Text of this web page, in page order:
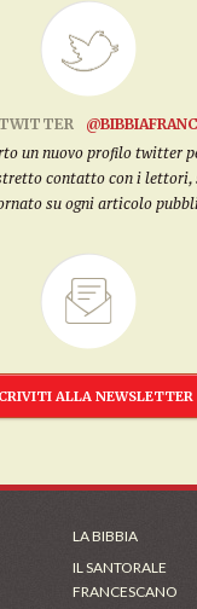
un nuovo profilo twitter
contatto con i lettori,
su ogni articolo
ALLA NEWSLETTER
LA BIBBIA
IL SANTORALE
FRANCESCANO